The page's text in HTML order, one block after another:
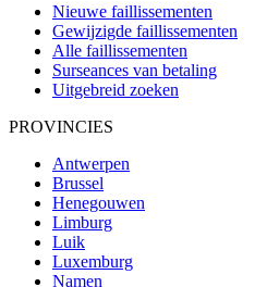
Nieuwe faillissementen
Gewijzigde faillissementen
Alle faillissementen
Surseances van betaling
Uitgebreid zoeken
PROVINCIES
Antwerpen
Brussel
Henegouwen
Limburg
Luik
Luxemburg
Namen